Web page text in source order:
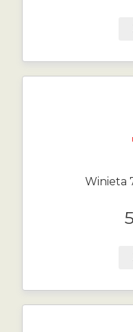
Winieta